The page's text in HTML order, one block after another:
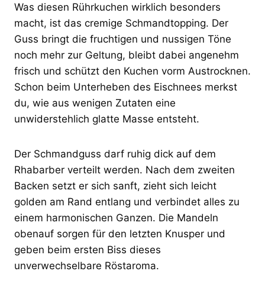
Was diesen Rührkuchen wirklich besonders
macht, ist das cremige Schmandtopping. Der
Guss bringt die fruchtigen und nussigen Töne
noch mehr zur Geltung, bleibt dabei angenehm
frisch und schützt den Kuchen vorm Austrocknen.
Schon beim Unterheben des Eischnees merkst
du, wie aus wenigen Zutaten eine
unwiderstehlich glatte Masse entsteht.
Der Schmandguss darf ruhig dick auf dem
Rhabarber verteilt werden. Nach dem zweiten
Backen setzt er sich sanft, zieht sich leicht
golden am Rand entlang und verbindet alles zu
einem harmonischen Ganzen. Die Mandeln
obenauf sorgen für den letzten Knusper und
geben beim ersten Biss dieses
unverwechselbare Röstaroma.